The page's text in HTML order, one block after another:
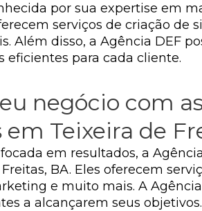
por sua expertise em
serviços de criação de
Além disso, a Agência DEF
para cada cliente.
negócio com
Teixeira de
em resultados, a
BA. Eles oferecem
e muito mais. A
a alcançarem seus objetivos.